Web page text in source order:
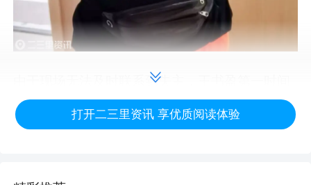
由于现场无法及时联系到失主，王书盈第一时间
上报相关情况，并主动报警求助，将捡拾到的10
万元现金悉数、完整移交至丈八路派出所，交由
打开二三里资讯 享优质阅读体验